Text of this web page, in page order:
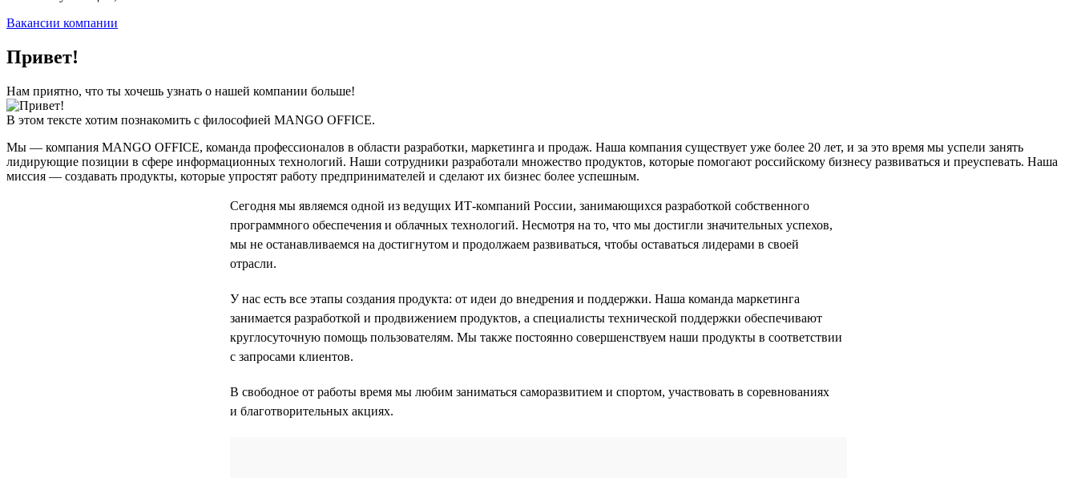
Вакансии компании
Привет!
Нам приятно, что ты хочешь узнать о нашей компании больше!
В этом тексте хотим познакомить с философией MANGO OFFICE.
Мы — компания MANGO OFFICE, команда профессионалов в области разработки, маркетинга и продаж. Наша компания существует уже более 20 лет, и за это время мы успели занять
лидирующие позиции в сфере информационных технологий. Наши сотрудники разработали множество продуктов, которые помогают российскому бизнесу развиваться и преуспевать. Наша
миссия — создавать продукты, которые упростят работу предпринимателей и сделают их бизнес более успешным.
Сегодня мы являемся одной из ведущих ИТ-компаний России, занимающихся разработкой собственного
программного обеспечения и облачных технологий. Несмотря на то, что мы достигли значительных успехов,
мы не останавливаемся на достигнутом и продолжаем развиваться, чтобы оставаться лидерами в своей
отрасли.
У нас есть все этапы создания продукта: от идеи до внедрения и поддержки. Наша команда маркетинга
занимается разработкой и продвижением продуктов, а специалисты технической поддержки обеспечивают
круглосуточную помощь пользователям. Мы также постоянно совершенствуем наши продукты в соответствии
с запросами клиентов.
В свободное от работы время мы любим заниматься саморазвитием и спортом, участвовать в соревнованиях
и благотворительных акциях.